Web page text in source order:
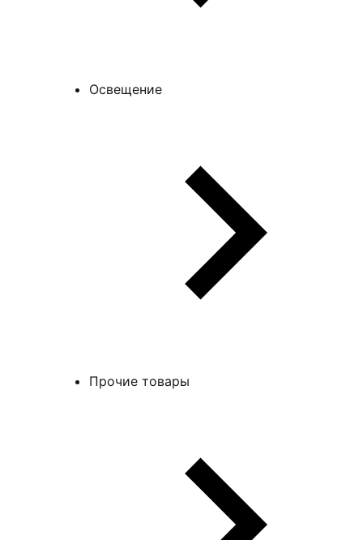
Освещение
Прочие товары